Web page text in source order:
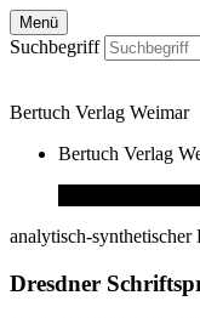
Menü
Suchbegriff
Bertuch Verlag Weimar
Bertuch Verlag
analytisch-synthetischer
Dresdner